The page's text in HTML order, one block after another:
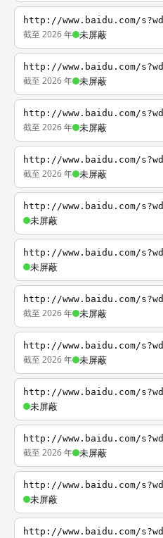
http://www.baidu.com/
截至 2026 年 未屏蔽
http://www.baidu.com/
截至 2026 年 未屏蔽
http://www.baidu.com/
截至 2026 年 未屏蔽
http://www.baidu.com/
截至 2026 年 未屏蔽
http://www.baidu.com/
未屏蔽
http://www.baidu.com/
未屏蔽
http://www.baidu.com/
截至 2026 年 未屏蔽
http://www.baidu.com/
截至 2026 年 未屏蔽
http://www.baidu.com/
未屏蔽
http://www.baidu.com/
截至 2026 年 未屏蔽
http://www.baidu.com/
未屏蔽
http://www.baidu.com/